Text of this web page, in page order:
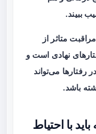
ببیند.
متاثر از
نهادی است و
رفتارها می‌تواند
باشد.
با احتیاط